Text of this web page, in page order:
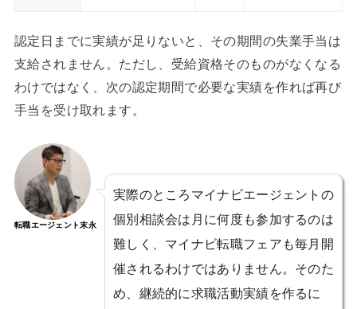
認定日までに実績が足りないと、その期間の失業手当は
支給されません。ただし、受給資格そのものがなくなる
わけではなく、次の認定期間で必要な実績を作れば再び
手当を受け取れます。
転職エージェント末永
実際のところマイナビエージェントの
個別相談会は月に何度も参加するのは
難しく、マイナビ転職フェアも毎月開
催されるわけではありません。そのた
め、継続的に求職活動実績を作るに